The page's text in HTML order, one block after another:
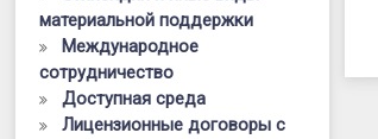
материальной поддержки
Международное
сотрудничество
Доступная среда
Лицензионные договоры с